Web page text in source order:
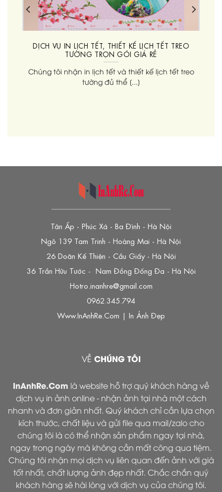
DỊCH VỤ IN LỊCH TẾT, THIẾT KẾ LỊCH TẾT TREO
TƯỜNG TRỌN GÓI GIÁ RẺ
Chúng tôi nhận in lịch tết và thiết kế lịch tết treo
tường đủ thể [...]
Tân Ấp - Phúc Xá - Ba Đình - Hà Nội
Ngõ 139 Tam Trinh - Hoàng Mai - Hà Nội
26 Doãn Kế Thiện - Cầu Giấy - Hà Nội
36 Trần Hữu Tước - Nam Đồng Đống Đa - Hà Nội
Hotro.inanhre@gmail.com
0962.345.794
Www.InAnhRe.Com | In Ảnh Đẹp
VỀ CHÚNG TÔI
InAnhRe.Com là website hỗ trợ quý khách hàng về
dịch vụ in ảnh online - nhận ảnh tại nhà một cách
nhanh và đơn giản nhất. Quý khách chỉ cần lựa chọn
kích thước, chất liệu và gửi file qua mail/zalo cho
chúng tôi là có thể nhận sản phẩm ngay tại nhà,
ngay trong ngày mà không cần mất công qua tiệm.
Chúng tôi nhận mọi dịch vụ liên quan đến ảnh với giá
tốt nhất, chất lượng ảnh đẹp nhất. Chắc chắn quý
khách hàng sẽ hài lòng với dịch vụ của chúng tôi.